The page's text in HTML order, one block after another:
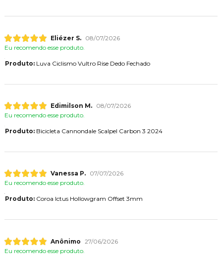
Eliézer S.
08/07/2026
Eu recomendo esse produto.
Produto:Luva Ciclismo Vultro Rise Dedo Fechado
Edimilson M.
08/07/2026
Eu recomendo esse produto.
Produto:Bicicleta Cannondale Scalpel Carbon 3 2024
Vanessa P.
07/07/2026
Eu recomendo esse produto.
Produto:Coroa Ictus Hollowgram Offset 3mm
Anônimo 27/06/2026
Eu recomendo esse produto.